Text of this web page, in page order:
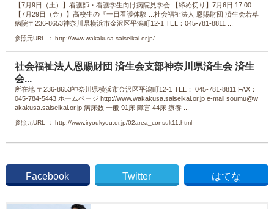
【7月9日（土）】看護師・看護学生向け病院見学会 【締め切り】7月6日 17:00
【7月29日（金）】高校生の『一日看護体験 ...社会福祉法人 恩賜財団 済生会若草
病院〒236-8653神奈川県横浜市金沢区平潟町12-1 TEL：045-781-8811 ...
参照元URL ： http://www.wakakusa.saiseikai.or.jp/
社会福祉法人恩賜財団 済生会支部神奈川県済生会 済生
会...
所在地 〒236-8653神奈川県横浜市金沢区平潟町12-1 TEL： 045-781-8811 FAX：
045-784-5443 ホームページ http://www.wakakusa.saiseikai.or.jp e-mail soumu@w
akakusa.saiseikai.or.jp病床数 一般 91床 障害 44床 療養 ...
参照元URL ： http://www.iryoukyou.or.jp/02area_consult11.html
Facebook Twitter はてな